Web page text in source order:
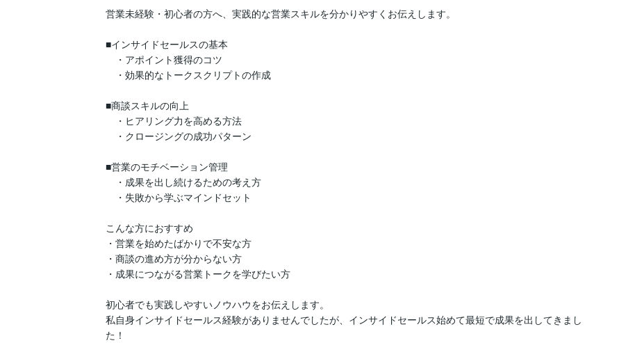
営業未経験・初心者の方へ、実践的な営業スキルを分かりやすくお伝えします。
■インサイドセールスの基本
・アポイント獲得のコツ
・効果的なトークスクリプトの作成
■商談スキルの向上
・ヒアリング力を高める方法
・クロージングの成功パターン
■営業のモチベーション管理
・成果を出し続けるための考え方
・失敗から学ぶマインドセット
こんな方におすすめ
・営業を始めたばかりで不安な方
・商談の進め方が分からない方
・成果につながる営業トークを学びたい方
初心者でも実践しやすいノウハウをお伝えします。
私自身インサイドセールス経験がありませんでしたが、インサイドセールス始めて最短で成果を出してきまし
た！